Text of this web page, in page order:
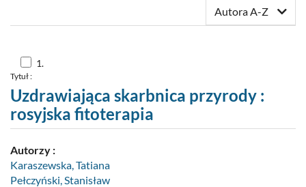
Autora A-Z
Skocz
do
nr
1
1.
Tytuł :
Uzdrawiająca skarbnica przyrody :
rosyjska fitoterapia
Autorzy :
Karaszewska, Tatiana
Pełczyński, Stanisław